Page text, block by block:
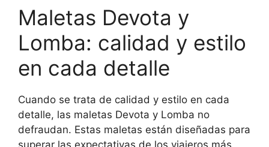
Maletas Devota y
Lomba: calidad y estilo
en cada detalle
Cuando se trata de calidad y estilo en cada
detalle, las maletas Devota y Lomba no
defraudan. Estas maletas están diseñadas para
superar las expectativas de los viajeros más